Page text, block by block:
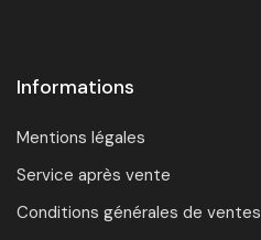
Informations
Mentions légales
Service après vente
Conditions générales de ventes